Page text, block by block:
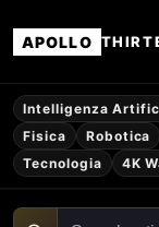
APOLLO
Intelligenza
Fisica
Robotica
Tecnologia
4K